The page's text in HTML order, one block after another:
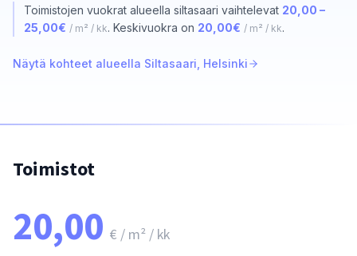
Toimistojen vuokrat alueella siltasaari vaihtelevat 20,00 –
25,00€ / m² / kk. Keskivuokra on 20,00€ / m² / kk.
Näytä kohteet alueella Siltasaari, Helsinki
Toimistot
20,00 € / m² / kk